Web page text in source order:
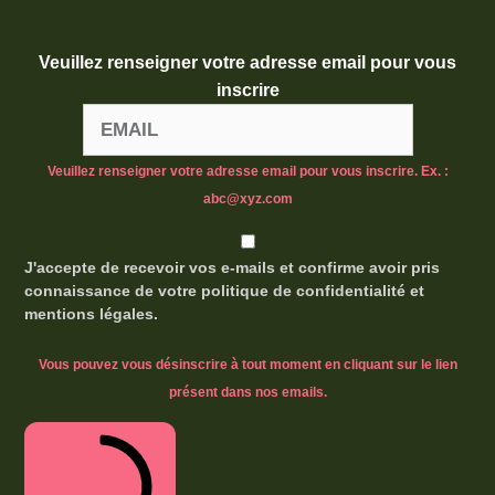
Veuillez renseigner votre adresse email pour vous
inscrire
Veuillez renseigner votre adresse email pour vous inscrire. Ex. :
abc@xyz.com
J'accepte de recevoir vos e-mails et confirme avoir pris
connaissance de votre politique de confidentialité et
mentions légales.
Vous pouvez vous désinscrire à tout moment en cliquant sur le lien
présent dans nos emails.